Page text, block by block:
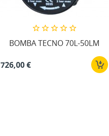
BOMBA TECNO 70L-50LM
726,00 €